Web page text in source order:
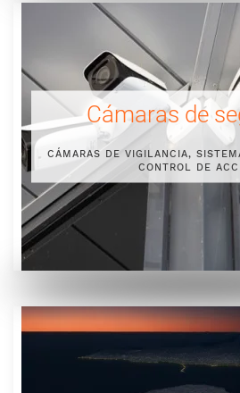
Cámaras de
CÁMARAS DE VIGILANCIA,
CONTROL DE